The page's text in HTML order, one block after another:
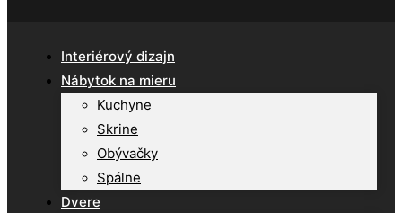
Interiérový dizajn
Nábytok na mieru
Kuchyne
Skrine
Obývačky
Spálne
Dvere